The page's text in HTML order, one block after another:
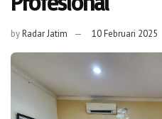
byRadar Jatim 10 Februari 2025